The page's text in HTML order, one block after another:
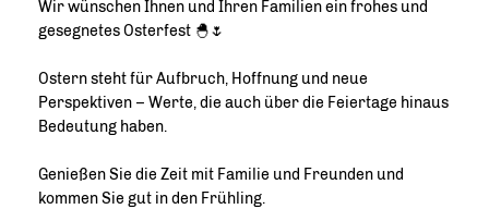
Wir wünschen Ihnen und Ihren Familien ein frohes und
gesegnetes Osterfest 🐣🌷
Ostern steht für Aufbruch, Hoffnung und neue
Perspektiven – Werte, die auch über die Feiertage hinaus
Bedeutung haben.
Genießen Sie die Zeit mit Familie und Freunden und
kommen Sie gut in den Frühling.